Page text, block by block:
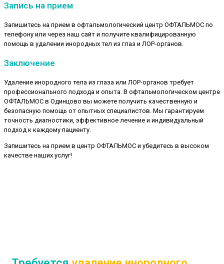
Запись на прием
Запишитесь на прием в офтальмологический центр ОФТАЛЬМОС по
телефону или через наш сайт и получите квалифицированную
помощь в удалении инородных тел из глаз и ЛОР-органов.
Заключение
Удаление инородного тела из глаза или ЛОР-органов требует
профессионального подхода и опыта. В офтальмологическом центре
ОФТАЛЬМОС в Одинцово вы можете получить качественную и
безопасную помощь от опытных специалистов. Мы гарантируем
точность диагностики, эффективное лечение и индивидуальный
подход к каждому пациенту.
Запишитесь на прием в центр ОФТАЛЬМОС и убедитесь в высоком
качестве наших услуг!